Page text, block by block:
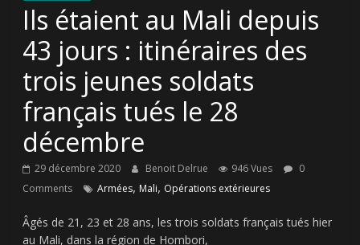
Ils étaient au Mali depuis
43 jours : itinéraires des
trois jeunes soldats
français tués le 28
décembre
29 décembre 2020 Benoit Delrue 946 Vues
0
Comments
Armées, Mali, Opérations extérieures
Âgés de 21, 23 et 28 ans, les trois soldats français tués hier
au Mali, dans la région de Hombori,